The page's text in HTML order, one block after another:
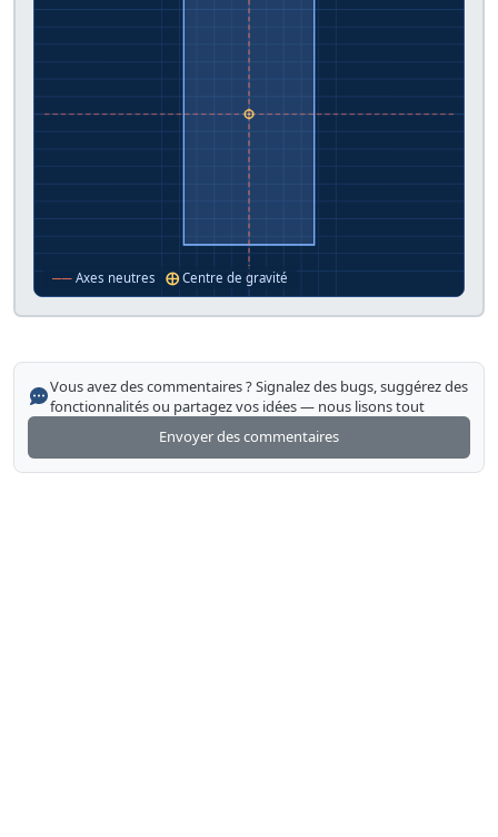
── Axes neutres ⨁ Centre de gravité
Vous avez des commentaires ? Signalez des bugs, suggérez des
fonctionnalités ou partagez vos idées — nous lisons tout
Envoyer des commentaires